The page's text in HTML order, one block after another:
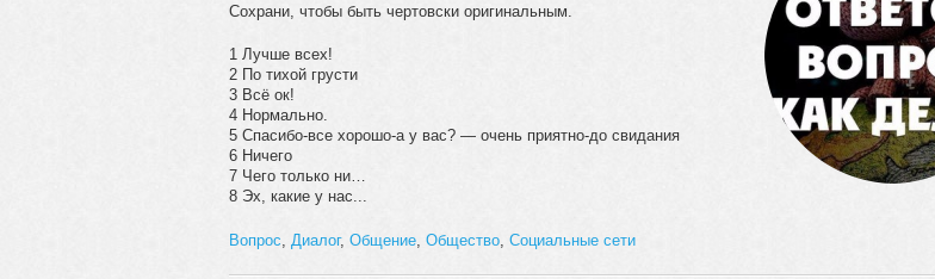
Сохрани, чтобы быть чертовски оригинальным.
1 Лучше всех!
2 По тихой грусти
3 Всё ок!
4 Нормально.
5 Спасибо-все хорошо-а у вас? — очень приятно-до свидания
6 Ничего
7 Чего только ни…
8 Эх, какие у нас...
Вопрос Диалог, Общение Общество Социальные сети